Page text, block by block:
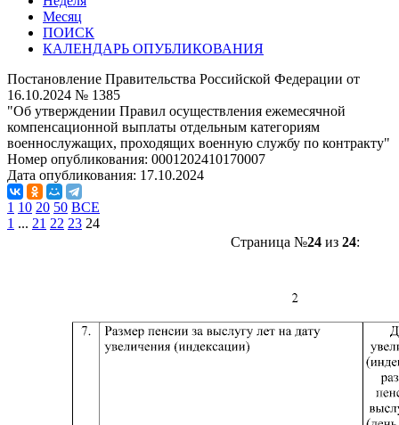
Месяц
ПОИСК
КАЛЕНДАРЬ ОПУБЛИКОВАНИЯ
Постановление Правительства Российской Федерации от
16.10.2024 № 1385
"Об утверждении Правил осуществления ежемесячной
компенсационной выплаты отдельным категориям
военнослужащих, проходящих военную службу по контракту"
Номер опубликования: 0001202410170007
Дата опубликования: 17.10.2024
1 10 20 50 ВСЕ
1 ... 21 22 23 24
Страница №24из 24: